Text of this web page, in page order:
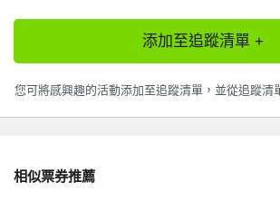
添加至追蹤清單 +
您可將感興趣的活動添加至追蹤清單，並從追蹤清
相似票券推薦